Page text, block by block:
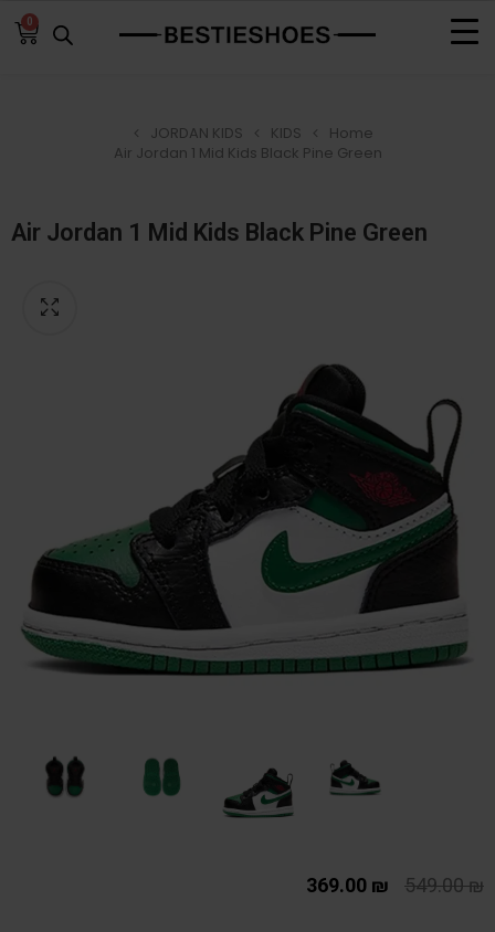
0
Home
KIDS
JORDAN KIDS
Air Jordan 1 Mid Kids Black Pine Green
Air Jordan 1 Mid Kids Black Pine Green
549.00₪
369.00 ₪